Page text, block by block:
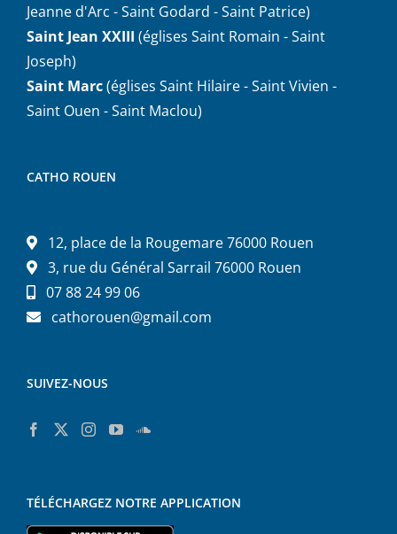
Jeanne d'Arc - Saint Godard - Saint Patrice)
Saint Jean XXIII (églises Saint Romain - Saint
Joseph)
Saint Marc(églises Saint Hilaire - Saint Vivien -
Saint Ouen - Saint Maclou)
CATHO ROUEN
12, place de la Rougemare 76000 Rouen
3, rue du Général Sarrail 76000 Rouen
07 88 24 99 06
cathorouen@gmail.com
SUIVEZ-NOUS
TÉLÉCHARGEZ NOTRE APPLICATION